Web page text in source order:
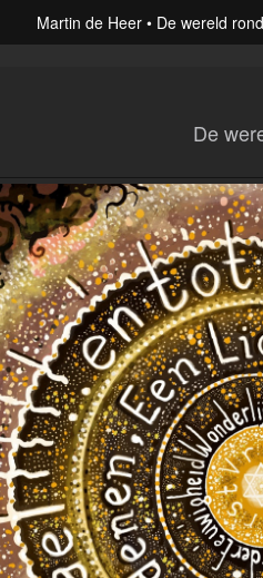
Martin de Heer De wereld rond
De